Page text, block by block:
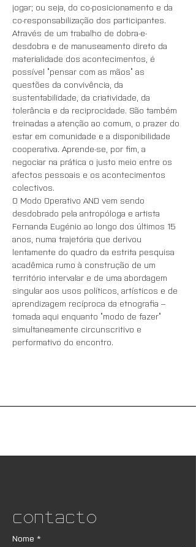
jogar; ou seja, do co-posicionamento e da
co-responsabilização dos participantes.
Através de um trabalho de dobra-e-
desdobra e de manuseamento direto da
materialidade dos acontecimentos, é
possível “pensar com as mãos” as
questões da convivência, da
sustentabilidade, da criatividade, da
tolerância e da reciprocidade. São também
treinadas a atenção ao comum, o prazer do
estar em comunidade e a disponibilidade
cooperativa. Aprende-se, por fim, a
negociar na prática o justo meio entre os
afectos pessoais e os acontecimentos
colectivos.
O Modo Operativo AND vem sendo
desdobrado pela antropóloga e artista
Fernanda Eugénio ao longo dos últimos 15
anos, numa trajetória que derivou
lentamente do quadro da estrita pesquisa
acadêmica rumo à construção de um
território intervalar e de uma abordagem
singular aos usos políticos, artísticos e de
aprendizagem recíproca da etnografia –
tomada aqui enquanto “modo de fazer”
simultaneamente circunscritivo e
performativo do encontro.
Contacto
Nome *